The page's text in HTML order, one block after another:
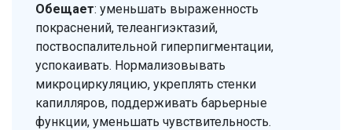
Обещает: уменьшать выраженность
покраснений, телеангиэктазий,
поствоспалительной гиперпигментации,
успокаивать. Нормализовывать
микроциркуляцию, укреплять стенки
капилляров, поддерживать барьерные
функции, уменьшать чувствительность.